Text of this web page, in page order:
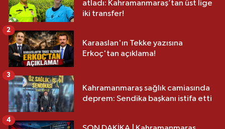
atladı: Kahramanmaraş’tan üst lige
iki transfer!
Karaaslan'ın Tekke yazısına
Erkoç'tan açıklama!
2
Kahramanmaraş sağlık camiasında
deprem: Sendika başkanı istifa etti
3
4